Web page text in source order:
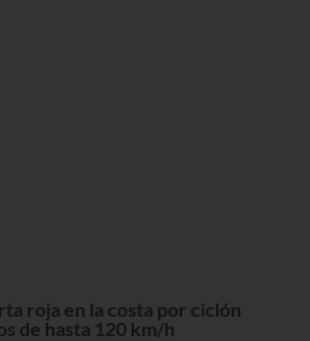
roja en la costa por ciclón
de hasta 120 km/h